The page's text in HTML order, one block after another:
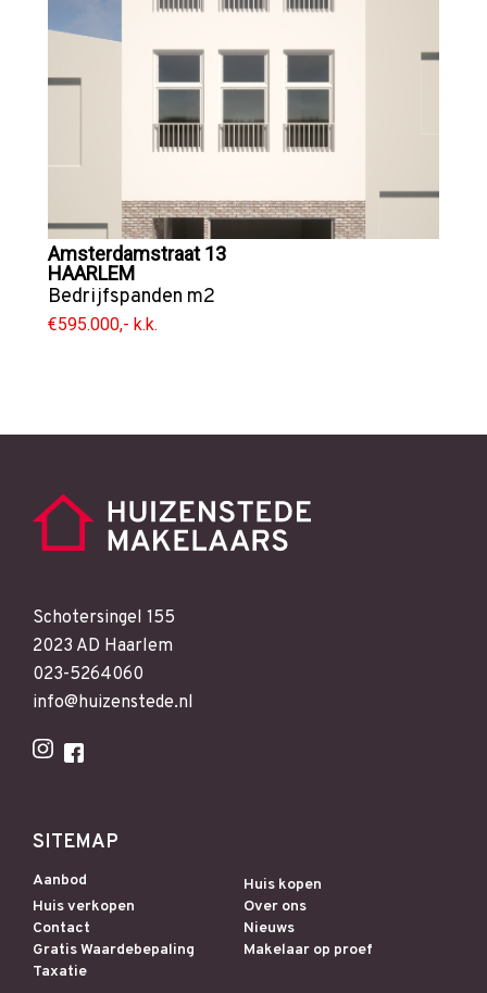
Amsterdamstraat 13
HAARLEM
Bedrijfspanden m2
€595.000,- k.k.
Schotersingel 155
2023 AD Haarlem
023-5264060
info@huizenstede.nl
SITEMAP
Aanbod
Huis kopen
Huis verkopen
Over ons
Contact
Nieuws
Gratis Waardebepaling
Makelaar op proef
Taxatie